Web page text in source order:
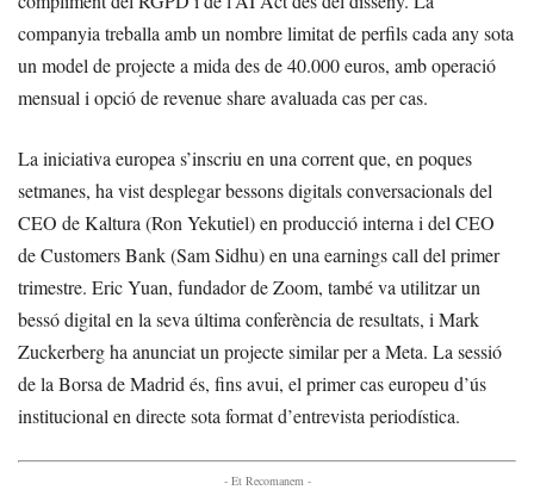
companyia treballa amb un nombre limitat de perfils cada any sota
un model de projecte a mida des de 40.000 euros, amb operació
mensual i opció de revenue share avaluada cas per cas.
La iniciativa europea s’inscriu en una corrent que, en poques
setmanes, ha vist desplegar bessons digitals conversacionals del
CEO de Kaltura (Ron Yekutiel) en producció interna i del CEO
de Customers Bank (Sam Sidhu) en una earnings call del primer
trimestre. Eric Yuan, fundador de Zoom, també va utilitzar un
bessó digital en la seva última conferència de resultats, i Mark
Zuckerberg ha anunciat un projecte similar per a Meta. La sessió
de la Borsa de Madrid és, fins avui, el primer cas europeu d’ús
institucional en directe sota format d’entrevista periodística.
- Et Recomanem -